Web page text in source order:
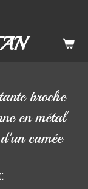
broche
en métal
camée